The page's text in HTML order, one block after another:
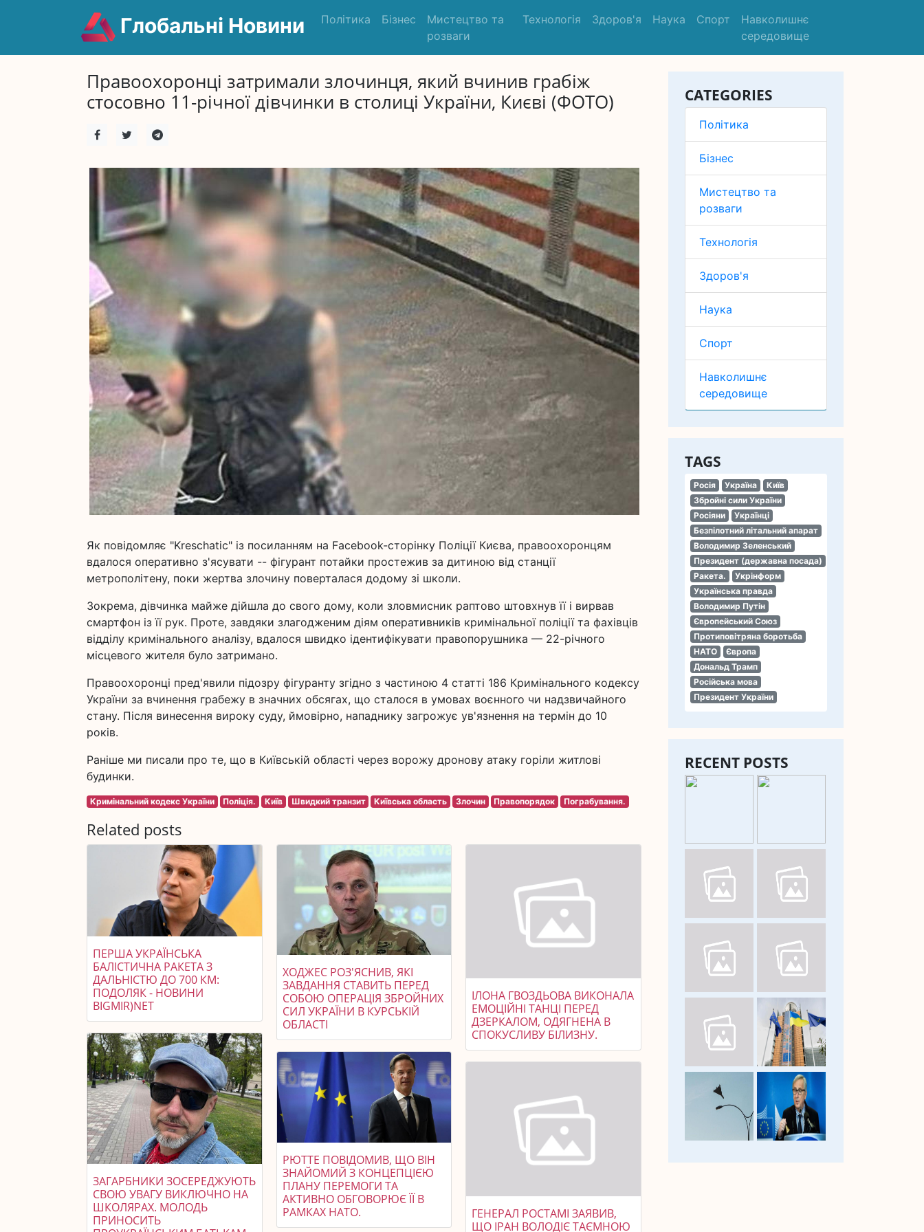
Глобальні Новини Політика Бізнес
Мистецтво та
розваги
Технологія Здоров'я Наука Спорт
Навколишнє
середовище
CATEGORIES
Політика
Бізнес
Мистецтво та
розваги
Технологія
Здоров'я
Наука
Спорт
Навколишнє
середовище
TAGS
Росія Україна
Київ
Збройні сили України
Росіяни
Українці
Безпілотний літальний апарат
Володимир Зеленський
Президент (державна посада)
Ракета.
Укрінформ
Українська правда
Володимир Путін
Європейський Союз
Протиповітряна боротьба
НАТО
Європа
Дональд Трамп
Російська мова
Президент України
RECENT POSTS
Правоохоронці затримали злочинця, який вчинив грабіж
стосовно 11-річної дівчинки в столиці України, Києві (ФОТО)
Як повідомляє "Kreschatic" із посиланням на Facebook-сторінку Поліції Києва, правоохоронцям
вдалося оперативно з'ясувати -- фігурант потайки простежив за дитиною від станції
метрополітену, поки жертва злочину поверталася додому зі школи.
Зокрема, дівчинка майже дійшла до свого дому, коли зловмисник раптово штовхнув її і вирвав
смартфон із її рук. Проте, завдяки злагодженим діям оперативників кримінальної поліції та фахівців
відділу кримінального аналізу, вдалося швидко ідентифікувати правопорушника — 22-річного
місцевого жителя було затримано.
Правоохоронці пред'явили підозру фігуранту згідно з частиною 4 статті 186 Кримінального кодексу
України за вчинення грабежу в значних обсягах, що сталося в умовах воєнного чи надзвичайного
стану. Після винесення вироку суду, ймовірно, нападнику загрожує ув'язнення на термін до 10
років.
Раніше ми писали про те, що в Київській області через ворожу дронову атаку горіли житлові
будинки.
Кримінальний кодекс України Поліція. Київ Швидкий транзит Київська область Злочин Правопорядок Пограбування.
Related posts
ПЕРША УКРАЇНСЬКА
БАЛІСТИЧНА РАКЕТА З
ДАЛЬНІСТЮ ДО 700 КМ:
ПОДОЛЯК - НОВИНИ
BIGMIR)NET
ЗАГАРБНИКИ ЗОСЕРЕДЖУЮТЬ
СВОЮ УВАГУ ВИКЛЮЧНО НА
ШКОЛЯРАХ. МОЛОДЬ
ПРИНОСИТЬ
ХОДЖЕС РОЗ'ЯСНИВ, ЯКІ
ЗАВДАННЯ СТАВИТЬ ПЕРЕД
СОБОЮ ОПЕРАЦІЯ ЗБРОЙНИХ
СИЛ УКРАЇНИ В КУРСЬКІЙ
ОБЛАСТІ
РЮТТЕ ПОВІДОМИВ, ЩО ВІН
ЗНАЙОМИЙ З КОНЦЕПЦІЄЮ
ПЛАНУ ПЕРЕМОГИ ТА
АКТИВНО ОБГОВОРЮЄ ЇЇ В
РАМКАХ НАТО.
ІЛОНА ГВОЗДЬОВА ВИКОНАЛА
ЕМОЦІЙНІ ТАНЦІ ПЕРЕД
ДЗЕРКАЛОМ, ОДЯГНЕНА В
СПОКУСЛИВУ БІЛИЗНУ.
ГЕНЕРАЛ РОСТАМІ ЗАЯВИВ,
ЩО ІРАН ВОЛОДІЄ ТАЄМНОЮ